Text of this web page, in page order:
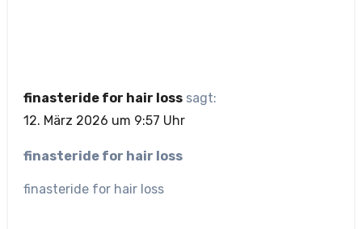
finasteride for hair loss sagt:
12. März 2026 um 9:57 Uhr
finasteride for hair loss
finasteride for hair loss